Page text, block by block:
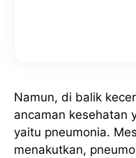
Namun, di balik
ancaman kesehatan
yaitu pneumonia.
menakutkan,